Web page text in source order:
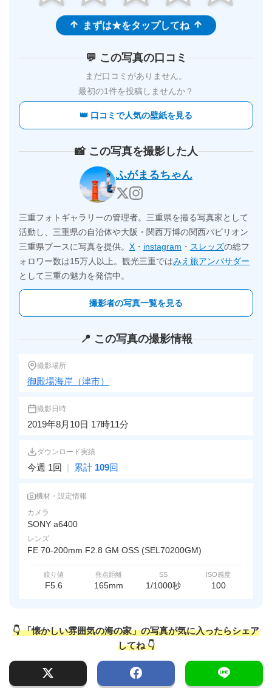
まずは★をタップしてね
💬 この写真の口コミ
まだ口コミがありません。
最初の1件を投稿しませんか？
👑 口コミで人気の壁紙を見る
📸 この写真を撮影した人
ふがまるちゃん
三重フォトギャラリーの管理者。三重県を撮る写真家として
活動し、三重県の自治体や大阪・関西万博の関西パビリオン
三重県ブースに写真を提供。 X ・ instagram ・ スレッズの総フ
ォロワー数は15万人以上。観光三重ではみえ旅アンバサダー
として三重の魅力を発信中。
撮影者の写真一覧を見る
📍 この写真の撮影情報
撮影場所
御殿場海岸（津市）
撮影日時
2019年8月10日 17時11分
ダウンロード実績
今週 1回 | 累計 109回
機材・設定情報
カメラ
SONY a6400
レンズ
FE 70-200mm F2.8 GM OSS (SEL70200GM)
絞り値
F5.6
焦点距離
165mm
SS
1/1000秒
ISO感度
100
👇 「懐かしい雰囲気の海の家」の写真が気に入ったらシェア
してね 👇